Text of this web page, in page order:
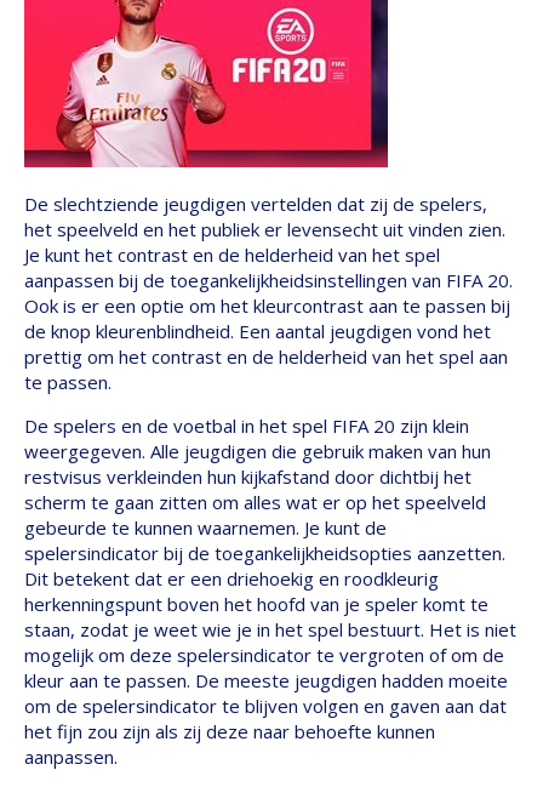
De slechtziende jeugdigen vertelden dat zij de spelers,
het speelveld en het publiek er levensecht uit vinden zien.
Je kunt het contrast en de helderheid van het spel
aanpassen bij de toegankelijkheidsinstellingen van FIFA 20.
Ook is er een optie om het kleurcontrast aan te passen bij
de knop kleurenblindheid. Een aantal jeugdigen vond het
prettig om het contrast en de helderheid van het spel aan
te passen.
De spelers en de voetbal in het spel FIFA 20 zijn klein
weergegeven. Alle jeugdigen die gebruik maken van hun
restvisus verkleinden hun kijkafstand door dichtbij het
scherm te gaan zitten om alles wat er op het speelveld
gebeurde te kunnen waarnemen. Je kunt de
spelersindicator bij de toegankelijkheidsopties aanzetten.
Dit betekent dat er een driehoekig en roodkleurig
herkenningspunt boven het hoofd van je speler komt te
staan, zodat je weet wie je in het spel bestuurt. Het is niet
mogelijk om deze spelersindicator te vergroten of om de
kleur aan te passen. De meeste jeugdigen hadden moeite
om de spelersindicator te blijven volgen en gaven aan dat
het fijn zou zijn als zij deze naar behoefte kunnen
aanpassen.